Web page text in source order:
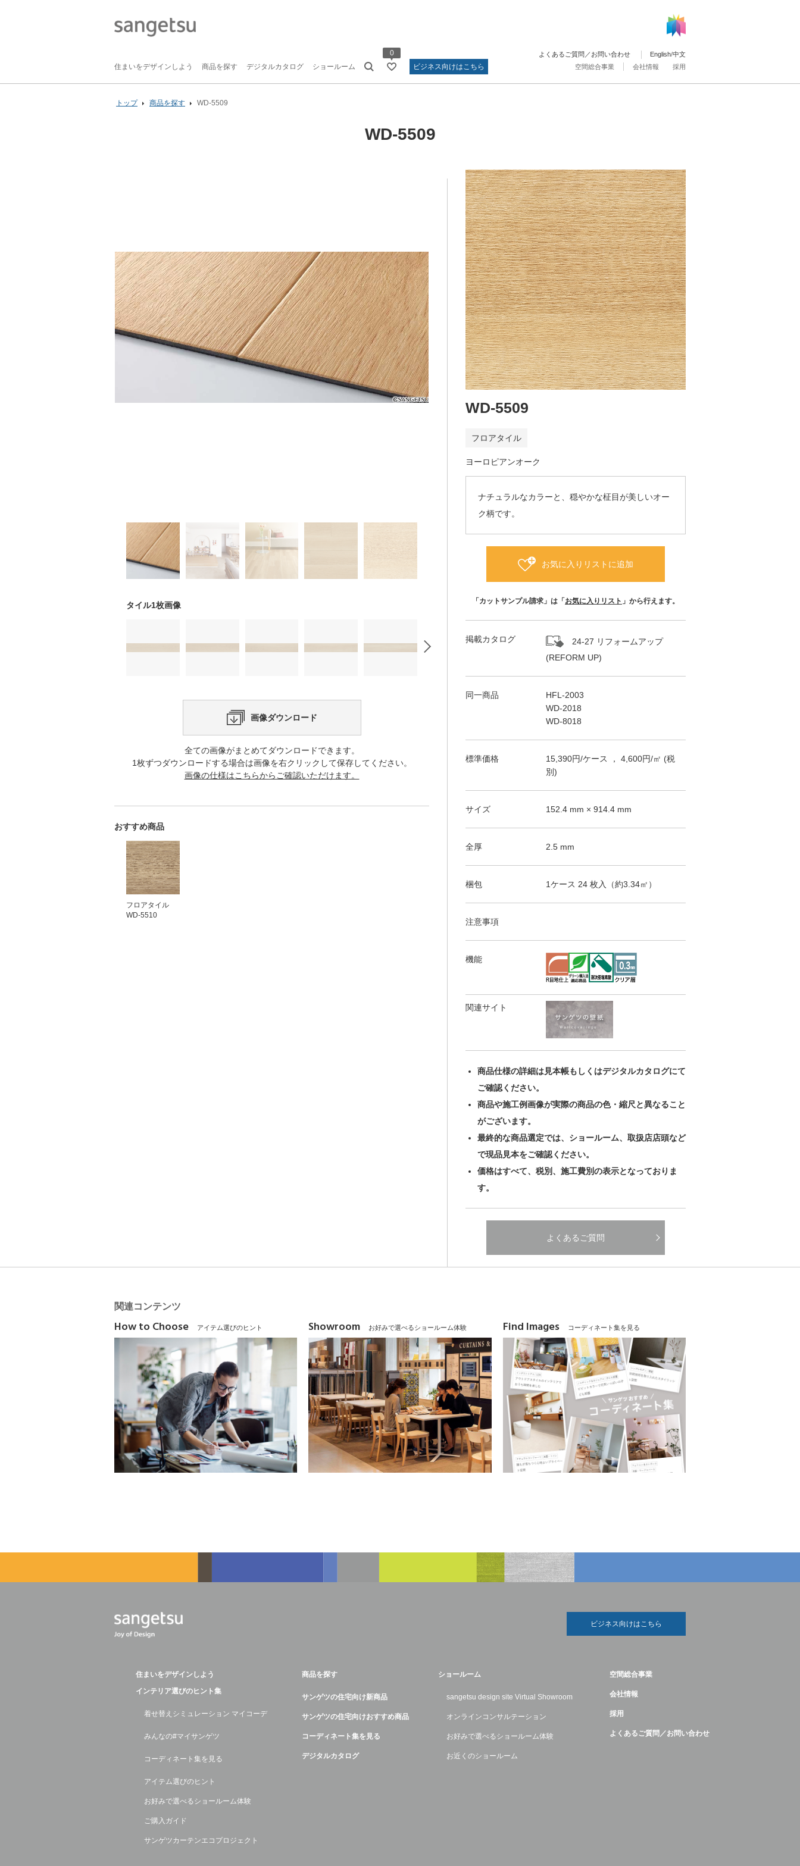
住まいをデザインしよう 商品を探す デジタルカタログ ショールーム
0
ビジネス向けはこちら
空間総合事業 会社情報 採用
よくあるご質問／お問い合わせ English/中文
トップ 商品を探す WD-5509
WD-5509
タイル1枚画像
画像ダウンロード
全ての画像がまとめてダウンロードできます。
1枚ずつダウンロードする場合は画像を右クリックして保存してください。
画像の仕様はこちらからご確認いただけます。
おすすめ商品
フロアタイル
WD-5510
WD-5509
フロアタイル
ヨーロピアンオーク
ナチュラルなカラーと、穏やかな柾目が美しいオー
ク柄です。
お気に入りリストに追加
「カットサンプル請求」は「 お気に入りリスト 」から行えます。
掲載カタログ
24-27 リフォームアップ
(REFORM UP)
同一商品
HFL-2003
WD-2018
WD-8018
標準価格 15,390円/ケース ， 4,600円/㎡ (税
別)
サイズ 152.4 mm × 914.4 mm
全厚 2.5 mm
梱包 1ケース 24 枚入（約3.34㎡）
注意事項
機能
関連サイト
商品仕様の詳細は見本帳もしくはデジタルカタログにて
ご確認ください。
商品や施工例画像が実際の商品の色・縮尺と異なること
がございます。
最終的な商品選定では、ショールーム、取扱店店頭など
で現品見本をご確認ください。
価格はすべて、税別、施工費別の表示となっておりま
す。
よくあるご質問
関連コンテンツ
How to Choose アイテム選びのヒント Showroom お好みで選べるショールーム体験 Find Images コーディネート集を見る
ビジネス向けはこちら
住まいをデザインしよう
インテリア選びのヒント集
着せ替えシミュレーション マイコーデ
みんなの#マイサンゲツ
コーディネート集を見る
アイテム選びのヒント
お好みで選べるショールーム体験
ご購入ガイド
サンゲツカーテンエコプロジェクト
商品を探す
サンゲツの住宅向け新商品
サンゲツの住宅向けおすすめ商品
コーディネート集を見る
デジタルカタログ
ショールーム
sangetsu design site Virtual Showroom
オンラインコンサルテーション
お好みで選べるショールーム体験
お近くのショールーム
空間総合事業
会社情報
採用
よくあるご質問／お問い合わせ